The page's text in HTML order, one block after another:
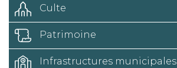
Culte
Patrimoine
Infrastructures municipales